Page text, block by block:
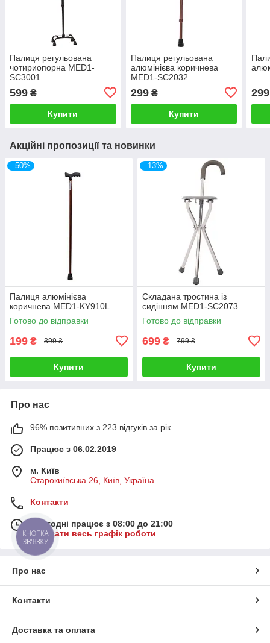
Палиця регульована
чотириопорна MED1-
SC3001
599 ₴
Купити
Палиця регульована
алюмінієва коричнева
MED1-SC2032
299₴
Купити
299
Акційні пропозиції та новинки
–50%
Палиця алюмінієва
коричнева MED1-KY910L
Готово до відправки
199 ₴ 399 ₴
Купити
–13%
Складана тростина із
сидінням MED1-SC2073
Готово до відправки
699 ₴ 799 ₴
Купити
Про нас
96% позитивних з 223 відгуків за рік
Працює з 06.02.2019
м. Київ
Старокиївська 26, Київ, Україна
Контакти
Сьогодні працює з 08:00 до 21:00
Показати весь графік роботи
Про нас
Контакти
Доставка та оплата
КНОПКА
ЗВ'ЯЗКУ